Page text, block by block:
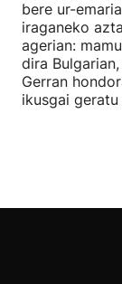
bere ur-
iraganeko
agerian:
dira Bulgarian,
Gerran
ikusgai